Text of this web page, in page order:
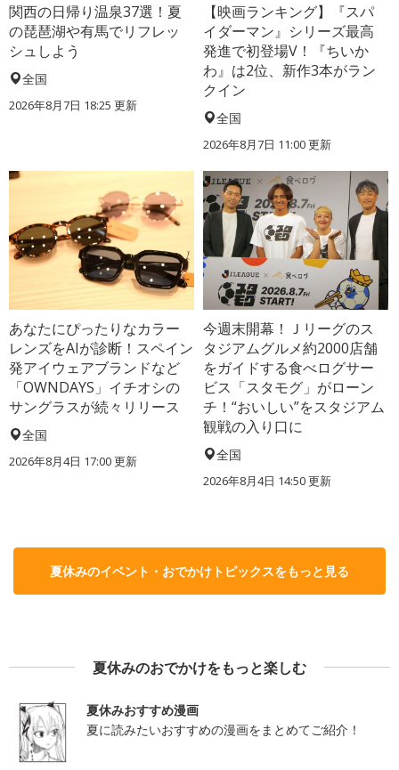
関西の日帰り温泉37選！夏
の琵琶湖や有馬でリフレッ
シュしよう
全国
2026年8月7日 18:25 更新
【映画ランキング】『スパ
イダーマン』シリーズ最高
発進で初登場V！『ちいか
わ』は2位、新作3本がラン
クイン
全国
2026年8月7日 11:00更新
あなたにぴったりなカラー
レンズをAIが診断！スペイン
発アイウェアブランドなど
「OWNDAYS」イチオシの
サングラスが続々リリース
全国
2026年8月4日 17:00更新
今週末開幕！Ｊリーグのス
タジアムグルメ約2000店舗
をガイドする食べログサー
ビス「スタモグ」がローン
チ！“おいしい”をスタジアム
観戦の入り口に
全国
2026年8月4日 14:50更新
夏休みのイベント・おでかけトピックスをもっと見る
夏休みのおでかけをもっと楽しむ
夏休みおすすめ漫画
夏に読みたいおすすめの漫画をまとめてご紹介！